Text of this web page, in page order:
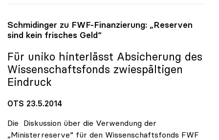
Schmidinger zu FWF-Finanzierung: „Reserven
sind kein frisches Geld“
Für uniko hinterlässt Absicherung des
Wissenschaftsfonds zwiespältigen
Eindruck
OTS 23.5.2014
Die Diskussion über die Verwendung der
„Ministerreserve“ für den Wissenschaftsfonds FWF